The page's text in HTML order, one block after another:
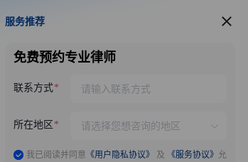
服务推荐
服务推荐
免费预约专业律师
联系方式
所在地区
我已阅读并同意 《用户隐私协议》 及 《服务协议》 允